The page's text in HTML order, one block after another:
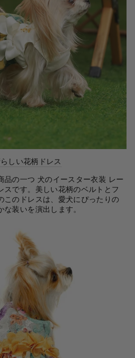
しい花柄ドレス
品の一つ 犬のイースター衣装 レー
スです。美しい花柄のベルトとフ
このドレスは、愛犬にぴったりの
装いを演出します。